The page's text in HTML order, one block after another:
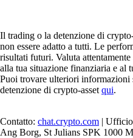
Il trading o la detenzione di
non essere adatto a tutti. Le
risultati futuri. Valuta
alla tua situazione finanziaria e al
Puoi trovare ulteriori informazioni
detenzione di crypto-asset qui.
Contatto: chat.crypto.com |
Ang Borg, St Julians SPK 1000